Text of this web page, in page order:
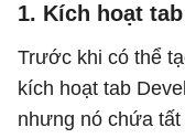
1. Kích hoạt
Trước khi có thể
kích hoạt tab
nhưng nó chứa